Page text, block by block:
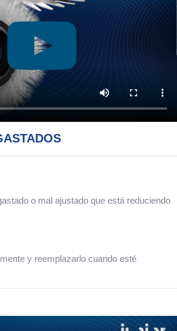
o mal ajustado que está reduciendo
y reemplazarlo cuando esté